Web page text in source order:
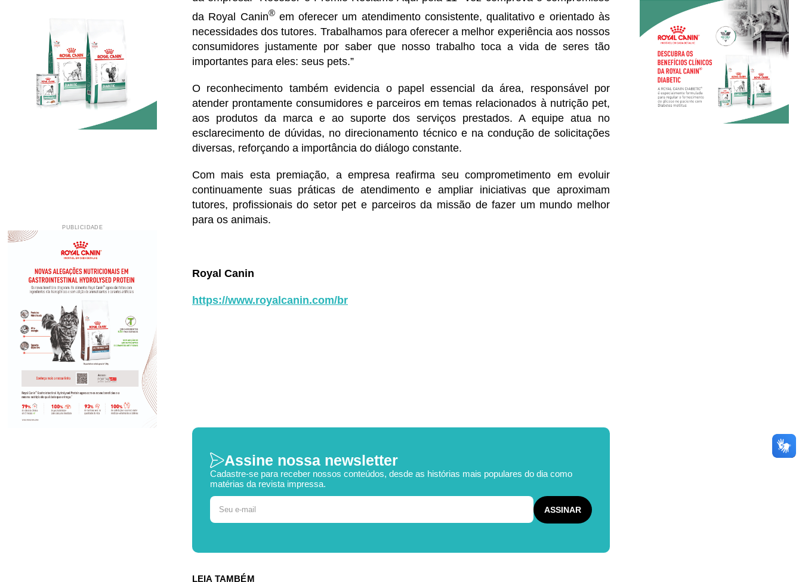
da Royal Canin®em oferecer um atendimento consistente, qualitativo e orientado às
necessidades dos tutores. Trabalhamos para oferecer a melhor experiência aos nossos
consumidores justamente por saber que nosso trabalho toca a vida de seres tão
importantes para eles: seus pets.”
O reconhecimento também evidencia o papel essencial da área, responsável por
atender prontamente consumidores e parceiros em temas relacionados à nutrição pet,
aos produtos da marca e ao suporte dos serviços prestados. A equipe atua no
esclarecimento de dúvidas, no direcionamento técnico e na condução de solicitações
diversas, reforçando a importância do diálogo constante.
Com mais esta premiação, a empresa reafirma seu comprometimento em evoluir
continuamente suas práticas de atendimento e ampliar iniciativas que aproximam
tutores, profissionais do setor pet e parceiros da missão de fazer um mundo melhor
para os animais.
Royal Canin
https://www.royalcanin.com/br
PUBLICIDADE
Assine nossa newsletter
Cadastre-se para receber nossos conteúdos, desde as histórias mais populares do dia como
matérias da revista impressa.
LEIA TAMBÉM